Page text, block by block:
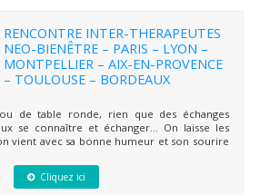
RENCONTRE INTER-THERAPEUTES
NEO-BIENÊTRE – PARIS – LYON –
MONTPELLIER – AIX-EN-PROVENCE
– TOULOUSE – BORDEAUX
de table ronde, rien que des échanges
se connaître et échanger… On laisse les
vient avec sa bonne humeur et son sourire
Cliquez ici